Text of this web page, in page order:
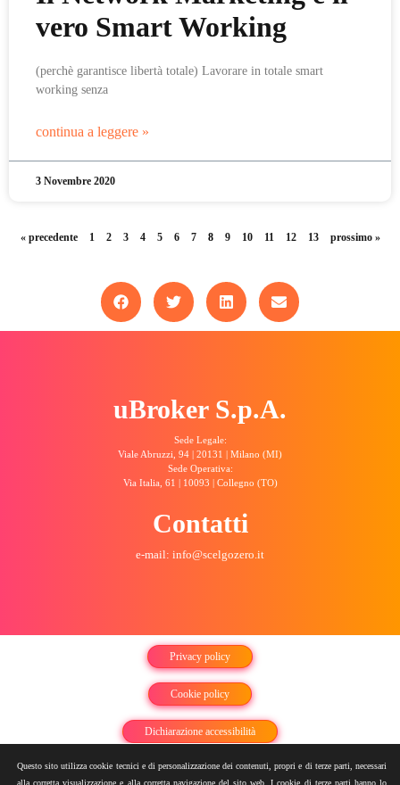
vero Smart Working
(perchè garantisce libertà totale) Lavorare in totale smart
working senza
continua a leggere »
3 Novembre 2020
« precedente 1 2 3 4 5 6 7 8 9 10 11 12 13 prossimo »
uBroker S.p.A.
Sede Legale:
Viale Abruzzi, 94 | 20131 | Milano (MI)
Sede Operativa:
Via Italia, 61 | 10093 | Collegno (TO)
Contatti
e-mail: info@scelgozero.it
Privacy policy
Cookie policy
Dichiarazione accessibilità
Sitemap
Questo sito utilizza cookie tecnici e di personalizzazione dei contenuti, propri e di terze parti, necessari
alla corretta visualizzazione e alla corretta navigazione del sito web. I cookie di terze parti hanno lo